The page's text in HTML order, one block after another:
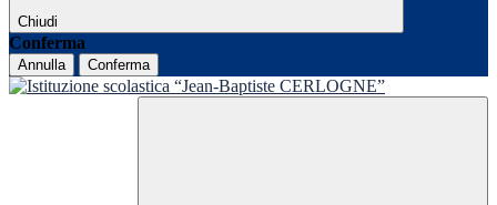
Chiudi
Conferma
Annulla Conferma